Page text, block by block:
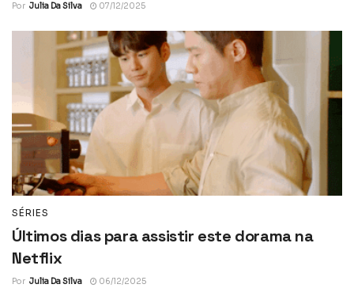
Por Julia Da Silva 07/12/2025
SÉRIES
Últimos dias para assistir este dorama na
Netflix
Por Julia Da Silva 06/12/2025